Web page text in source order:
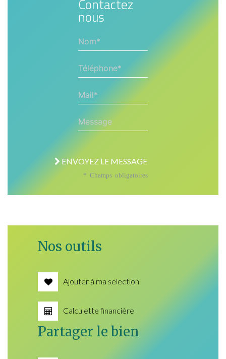
Contactez
nous
Nom*
Téléphone*
Mail*
Message
ENVOYEZ LE MESSAGE
* Champs obligatoires
Nos outils
Ajouter à ma selection
Calculette financière
Partager le bien